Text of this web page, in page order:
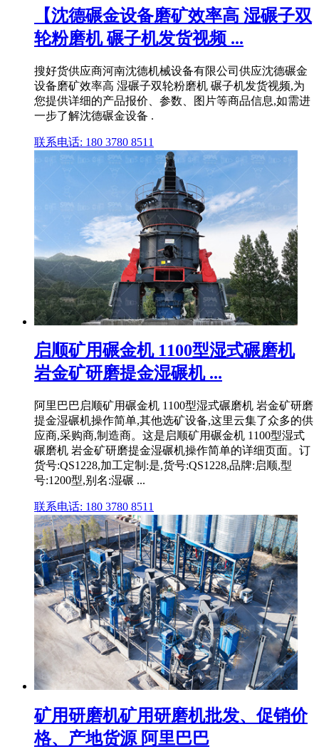
【沈德碾金设备磨矿效率高 湿碾子双
轮粉磨机 碾子机发货视频 ...
搜好货供应商河南沈德机械设备有限公司供应沈德碾金
设备磨矿效率高 湿碾子双轮粉磨机 碾子机发货视频,为
您提供详细的产品报价、参数、图片等商品信息,如需进
一步了解沈德碾金设备 .
联系电话: 180 3780 8511
启顺矿用碾金机 1100型湿式碾磨机
岩金矿研磨提金湿碾机 ...
阿里巴巴启顺矿用碾金机 1100型湿式碾磨机 岩金矿研磨
提金湿碾机操作简单,其他选矿设备,这里云集了众多的供
应商,采购商,制造商。这是启顺矿用碾金机 1100型湿式
碾磨机 岩金矿研磨提金湿碾机操作简单的详细页面。订
货号:QS1228,加工定制:是,货号:QS1228,品牌:启顺,型
号:1200型,别名:湿碾 ...
联系电话: 180 3780 8511
矿用研磨机矿用研磨机批发、促销价
格、产地货源 阿里巴巴